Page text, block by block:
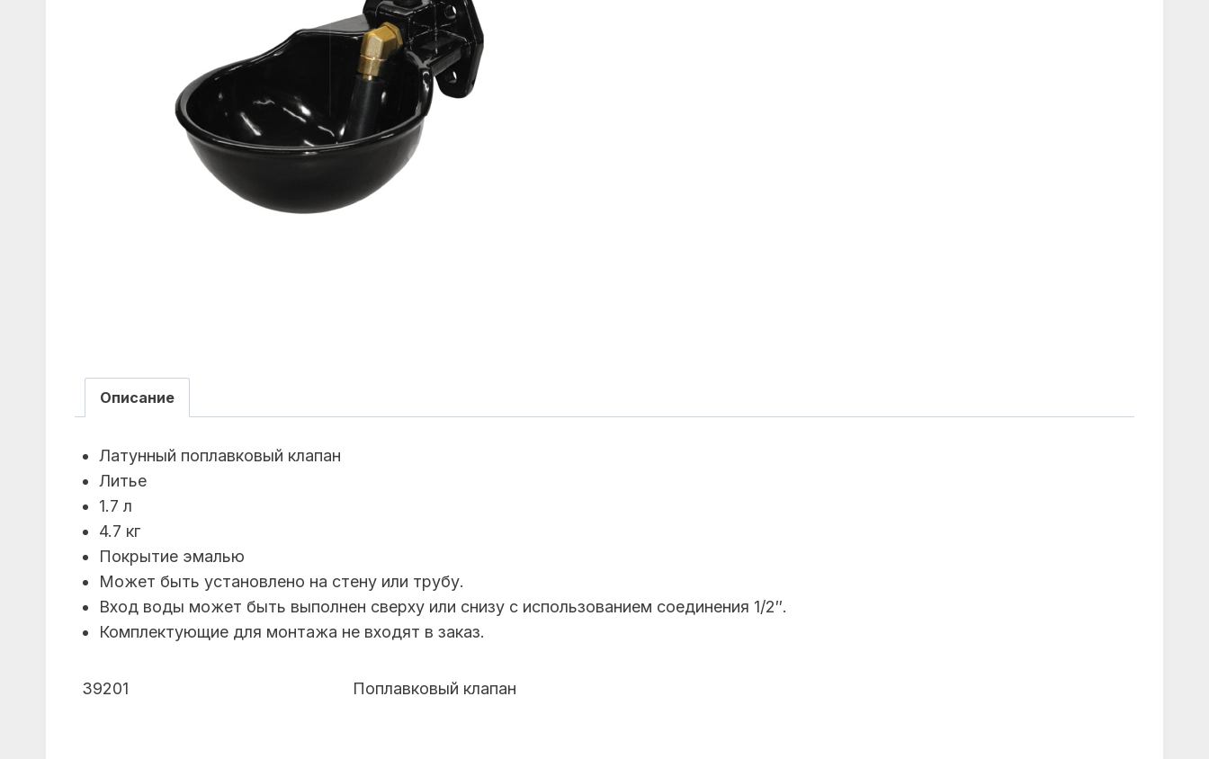
Описание
Латунный поплавковый клапан
Литье
1.7 л
4.7 кг
Покрытие эмалью
Может быть установлено на стену или трубу.
Вход воды может быть выполнен сверху или снизу с использованием соединения 1/2″.
Комплектующие для монтажа не входят в заказ.
39201 Поплавковый клапан